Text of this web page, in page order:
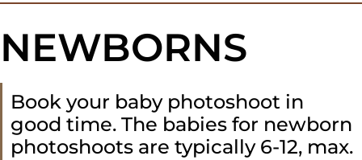
NEWBORNS
Book your baby photoshoot in
good time. The babies for newborn
photoshoots are typically 6-12, max.